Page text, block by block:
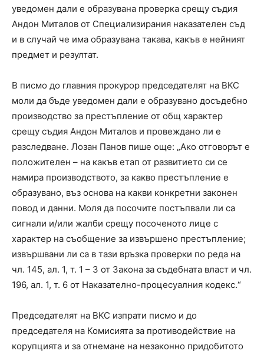
уведомен дали е образувана проверка срещу съдия
Андон Миталов от Специализирания наказателен съд
и в случай че има образувана такава, какъв е нейният
предмет и резултат.
В писмо до главния прокурор председателят на ВКС
моли да бъде уведомен дали е образувано досъдебно
производство за престъпление от общ характер
срещу съдия Андон Миталов и провеждано ли е
разследване. Лозан Панов пише още: „Ако отговорът е
положителен – на какъв етап от развитието си се
намира производството, за какво престъпление е
образувано, въз основа на какви конкретни законен
повод и данни. Моля да посочите постъпвали ли са
сигнали и/или жалби срещу посоченото лице с
характер на съобщение за извършено престъпление;
извършвани ли са в тази връзка проверки по реда на
чл. 145, ал. 1, т. 1 – 3 от Закона за съдебната власт и чл.
196, ал. 1, т. 6 от Наказателно-процесуалния кодекс.“
Председателят на ВКС изпрати писмо и до
председателя на Комисията за противодействие на
корупцията и за отнемане на незаконно придобитото